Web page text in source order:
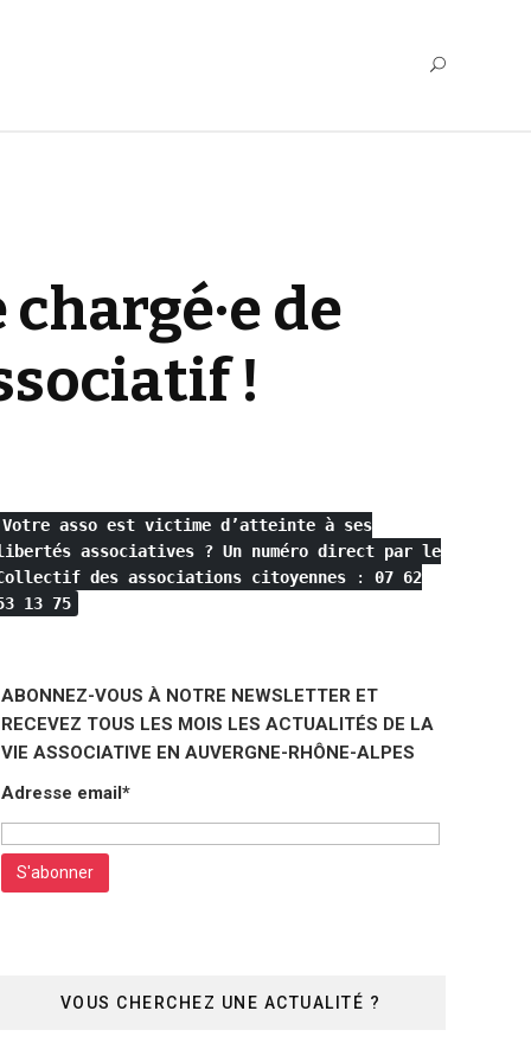
de
!
Votre asso est victime d’atteinte à ses
associatives ? Un numéro direct par le
des associations citoyennes : 07 62
13 75
ABONNEZ-VOUS À NOTRE NEWSLETTER ET
RECEVEZ TOUS LES MOIS LES ACTUALITÉS DE LA
VIE ASSOCIATIVE EN AUVERGNE-RHÔNE-ALPES
Adresse email*
VOUS CHERCHEZ UNE ACTUALITÉ ?